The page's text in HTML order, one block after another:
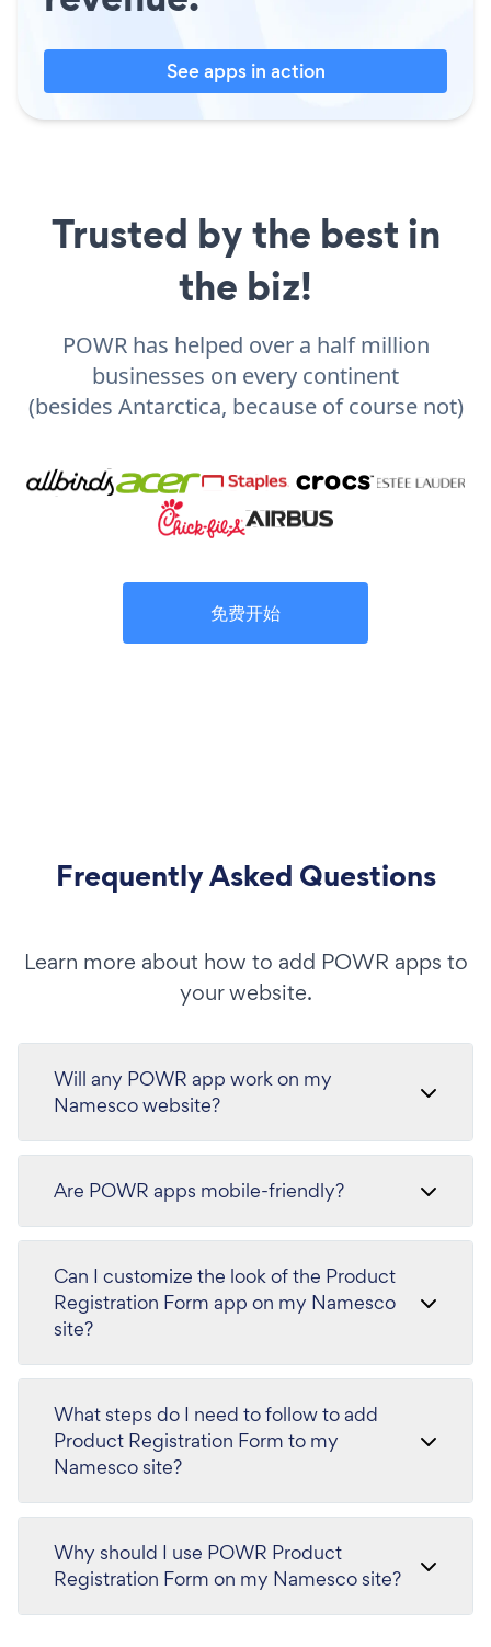
See apps in action
Trusted by the best in
the biz!
POWR has helped over a half million
businesses on every continent
(besides Antarctica, because of course not)
免费开始
Frequently Asked Questions
Learn more about how to add POWR apps to
your website.
Will any POWR app work on my
Namesco website?
Are POWR apps mobile-friendly?
Can I customize the look of the Product
Registration Form app on my Namesco
site?
What steps do I need to follow to add
Product Registration Form to my
Namesco site?
Why should I use POWR Product
Registration Form on my Namesco site?